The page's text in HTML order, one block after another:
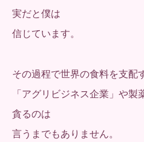
実だと僕は
信じています。
その過程で世界の食料を支配
「アグリビジネス企業」や
貪るのは
言うまでもありません。